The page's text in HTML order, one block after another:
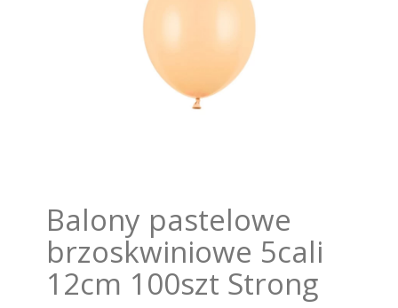
PODKŁADY /PRZEKŁADKI/WSPORNIKI/BANKETÓWKI
Balony pastelowe
brzoskwiniowe 5cali
12cm 100szt Strong